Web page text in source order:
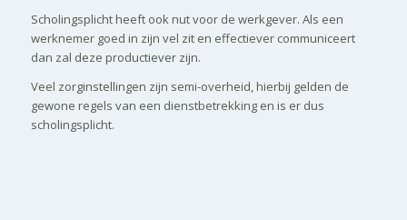
Scholingsplicht heeft ook nut voor de werkgever. Als een
werknemer goed in zijn vel zit en effectiever communiceert
dan zal deze productiever zijn.
Veel zorginstellingen zijn semi-overheid, hierbij gelden de
gewone regels van een dienstbetrekking en is er dus
scholingsplicht.